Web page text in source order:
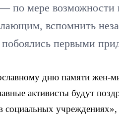
мере возможности
вспомнить
первыми
дню памяти жен-
активисты будут
социальных